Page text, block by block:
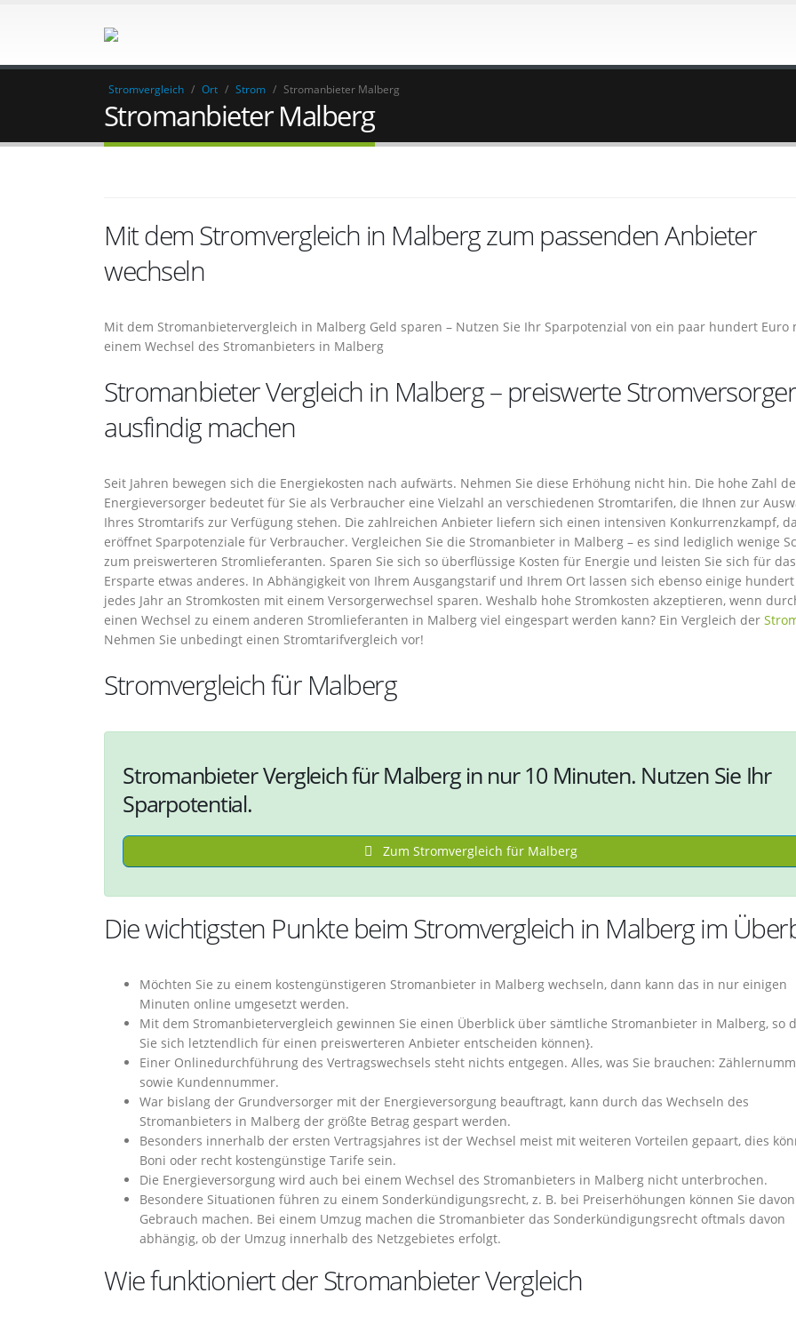
Stromvergleich / Ort / Strom / Stromanbieter Malberg
Stromanbieter Malberg
Mit dem Stromvergleich in Malberg zum passenden Anbieter
wechseln
Mit dem Stromanbietervergleich in Malberg Geld sparen – Nutzen Sie Ihr Sparpotenzial von ein paar hundert Euro
einem Wechsel des Stromanbieters in Malberg
Stromanbieter Vergleich in Malberg – preiswerte Stromversorger
ausfindig machen
Seit Jahren bewegen sich die Energiekosten nach aufwärts. Nehmen Sie diese Erhöhung nicht hin. Die hohe Zahl
Energieversorger bedeutet für Sie als Verbraucher eine Vielzahl an verschiedenen Stromtarifen, die Ihnen zur
Ihres Stromtarifs zur Verfügung stehen. Die zahlreichen Anbieter liefern sich einen intensiven Konkurrenzkampf,
eröffnet Sparpotenziale für Verbraucher. Vergleichen Sie die Stromanbieter in Malberg – es sind lediglich wenige
zum preiswerteren Stromlieferanten. Sparen Sie sich so überflüssige Kosten für Energie und leisten Sie sich für das
Ersparte etwas anderes. In Abhängigkeit von Ihrem Ausgangstarif und Ihrem Ort lassen sich ebenso einige
jedes Jahr an Stromkosten mit einem Versorgerwechsel sparen. Weshalb hohe Stromkosten akzeptieren, wenn
einen Wechsel zu einem anderen Stromlieferanten in Malberg viel eingespart werden kann? Ein Vergleich der
Nehmen Sie unbedingt einen Stromtarifvergleich vor!
Stromvergleich für Malberg
Stromanbieter Vergleich für Malberg in nur 10 Minuten. Nutzen Sie Ihr
Sparpotential.
Zum Stromvergleich für Malberg
Die wichtigsten Punkte beim Stromvergleich in Malberg im
Möchten Sie zu einem kostengünstigeren Stromanbieter in Malberg wechseln, dann kann das in nur einigen
Minuten online umgesetzt werden.
Mit dem Stromanbietervergleich gewinnen Sie einen Überblick über sämtliche Stromanbieter in Malberg, so
Sie sich letztendlich für einen preiswerteren Anbieter entscheiden können}.
Einer Onlinedurchführung des Vertragswechsels steht nichts entgegen. Alles, was Sie brauchen:
sowie Kundennummer.
War bislang der Grundversorger mit der Energieversorgung beauftragt, kann durch das Wechseln des
Stromanbieters in Malberg der größte Betrag gespart werden.
Besonders innerhalb der ersten Vertragsjahres ist der Wechsel meist mit weiteren Vorteilen gepaart, dies
Boni oder recht kostengünstige Tarife sein.
Die Energieversorgung wird auch bei einem Wechsel des Stromanbieters in Malberg nicht unterbrochen.
Besondere Situationen führen zu einem Sonderkündigungsrecht, z. B. bei Preiserhöhungen können Sie davon
Gebrauch machen. Bei einem Umzug machen die Stromanbieter das Sonderkündigungsrecht oftmals davon
abhängig, ob der Umzug innerhalb des Netzgebietes erfolgt.
Wie funktioniert der Stromanbieter Vergleich